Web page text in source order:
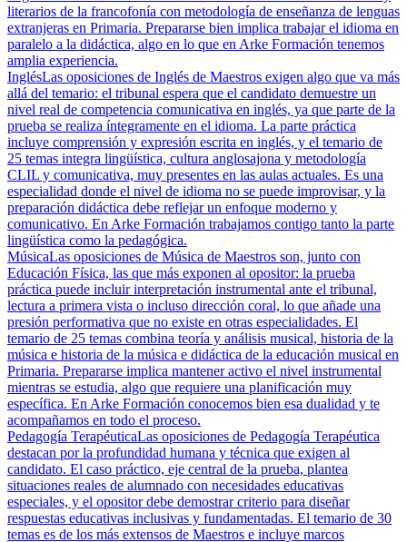
literarios de la francofonía con metodología de enseñanza de lenguas
extranjeras en Primaria. Prepararse bien implica trabajar el idioma en
paralelo a la didáctica, algo en lo que en Arke Formación tenemos
amplia experiencia.
InglésLas oposiciones de Inglés de Maestros exigen algo que va más
allá del temario: el tribunal espera que el candidato demuestre un
nivel real de competencia comunicativa en inglés, ya que parte de la
prueba se realiza íntegramente en el idioma. La parte práctica
incluye comprensión y expresión escrita en inglés, y el temario de
25 temas integra lingüística, cultura anglosajona y metodología
CLIL y comunicativa, muy presentes en las aulas actuales. Es una
especialidad donde el nivel de idioma no se puede improvisar, y la
preparación didáctica debe reflejar un enfoque moderno y
comunicativo. En Arke Formación trabajamos contigo tanto la parte
lingüística como la pedagógica.
MúsicaLas oposiciones de Música de Maestros son, junto con
Educación Física, las que más exponen al opositor: la prueba
práctica puede incluir interpretación instrumental ante el tribunal,
lectura a primera vista o incluso dirección coral, lo que añade una
presión performativa que no existe en otras especialidades. El
temario de 25 temas combina teoría y análisis musical, historia de la
música e historia de la música e didáctica de la educación musical en
Primaria. Prepararse implica mantener activo el nivel instrumental
mientras se estudia, algo que requiere una planificación muy
específica. En Arke Formación conocemos bien esa dualidad y te
acompañamos en todo el proceso.
Pedagogía TerapéuticaLas oposiciones de Pedagogía Terapéutica
destacan por la profundidad humana y técnica que exigen al
candidato. El caso práctico, eje central de la prueba, plantea
situaciones reales de alumnado con necesidades educativas
especiales, y el opositor debe demostrar criterio para diseñar
respuestas educativas inclusivas y fundamentadas. El temario de 30
temas es de los más extensos de Maestros e incluye marcos